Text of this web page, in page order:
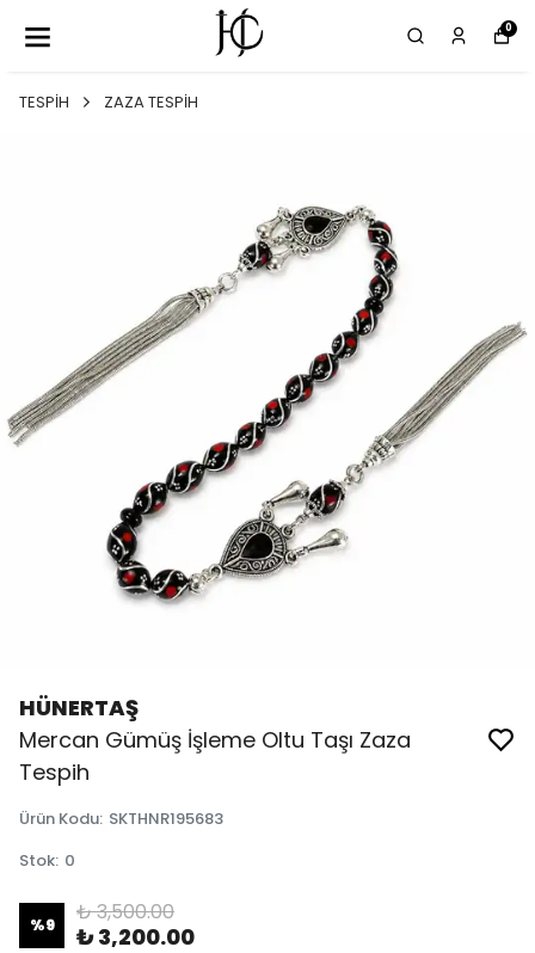
0
TESPİH ZAZA TESPİH
HÜNERTAŞ
Mercan Gümüş İşleme Oltu Taşı Zaza
Tespih
Ürün Kodu: SKTHNR195683
Stok: 0
%9 ₺ 3,500.00
₺ 3,200.00